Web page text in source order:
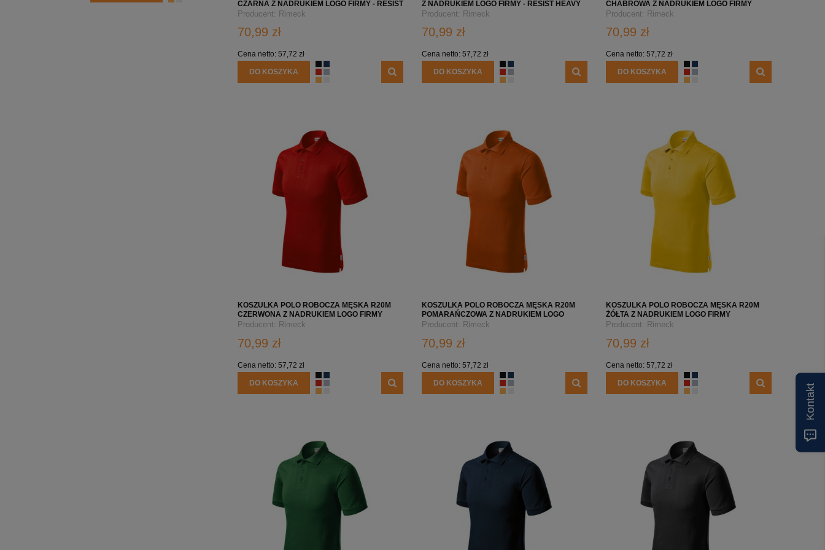
CZARNA Z NADRUKIEM LOGO FIRMY - RESIST
HEAVY POLO R21
Producent: Rimeck
70,99 zł
Cena netto: 57,72 zł
DO KOSZYKA
Z NADRUKIEM LOGO FIRMY - RESIST HEAVY
POLO R21
Producent: Rimeck
70,99 zł
Cena netto: 57,72 zł
DO KOSZYKA
CHABROWA Z NADRUKIEM LOGO FIRMY
Producent: Rimeck
70,99 zł
Cena netto: 57,72 zł
DO KOSZYKA
KOSZULKA POLO ROBOCZA MĘSKA R20M
CZERWONA Z NADRUKIEM LOGO FIRMY
Producent: Rimeck
70,99 zł
Cena netto: 57,72 zł
DO KOSZYKA
KOSZULKA POLO ROBOCZA MĘSKA R20M
POMARAŃCZOWA Z NADRUKIEM LOGO
FIRMY
Producent: Rimeck
70,99 zł
Cena netto: 57,72 zł
DO KOSZYKA
KOSZULKA POLO ROBOCZA MĘSKA R20M
ŻÓŁTA Z NADRUKIEM LOGO FIRMY
Producent: Rimeck
70,99 zł
Cena netto: 57,72 zł
DO KOSZYKA Kontakt